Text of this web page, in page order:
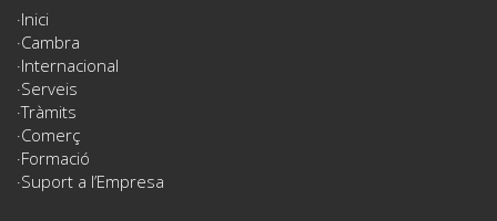
Inici
Cambra
Internacional
Serveis
Tràmits
Comerç
Formació
Suport a l’Empresa